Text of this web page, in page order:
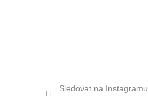
Sledovat na Instagramu